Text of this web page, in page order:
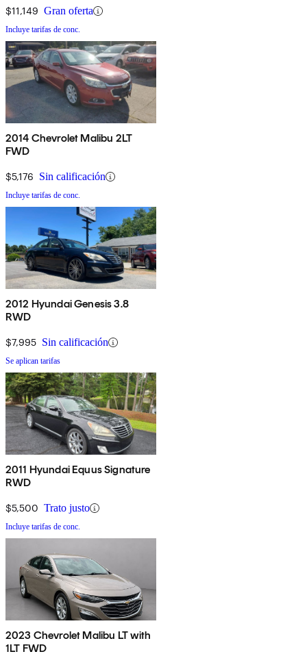
$11,149 Gran oferta
Incluye tarifas de conc.
2014 Chevrolet Malibu 2LT
FWD
$5,176 Sin calificación
Incluye tarifas de conc.
2012 Hyundai Genesis 3.8
RWD
$7,995 Sin calificación
Se aplican tarifas
2011 Hyundai Equus Signature
RWD
$5,500 Trato justo
Incluye tarifas de conc.
2023 Chevrolet Malibu LT with
1LT FWD